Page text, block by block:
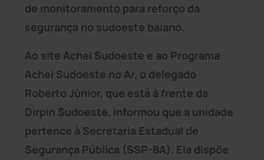
de monitoramento para reforço da
segurança no sudoeste baiano.
Ao site Achei Sudoeste e ao Programa
Achei Sudoeste no Ar, o delegado
Roberto Júnior, que está à frente da
Dirpin Sudoeste, informou que a unidade
pertence à Secretaria Estadual de
Segurança Pública (SSP-BA). Ela dispõe